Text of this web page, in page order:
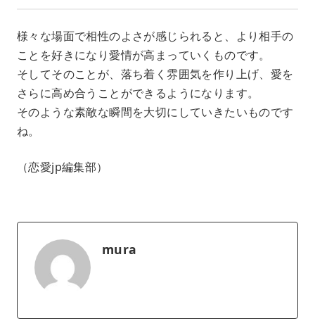
様々な場面で相性のよさが感じられると、より相手の
ことを好きになり愛情が高まっていくものです。
そしてそのことが、落ち着く雰囲気を作り上げ、愛を
さらに高め合うことができるようになります。
そのような素敵な瞬間を大切にしていきたいものです
ね。
（恋愛jp編集部）
mura